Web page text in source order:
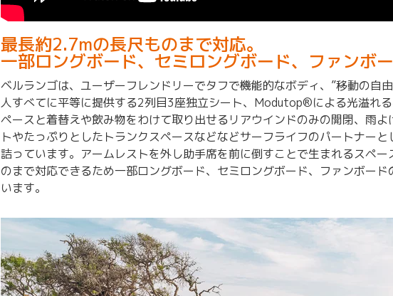
最長約2.7mの長尺ものまで対応。
一部ロングボード、セミロングボード、ファンボ
ベルランゴは、ユーザーフレンドリーでタフで機能的なボディ、”移動の自
人すべてに平等に提供する2列目3座独立シート、Modutop®による光溢れ
ペースと着替えや飲み物をわけて取り出せるリアウインドのみの開閉、雨よ
トやたっぷりとしたトランクスペースなどなどサーフライフのパートナー
詰っています。アームレストを外し助手席を前に倒すことで生まれるスペ
のまで対応できるため一部ロングボード、セミロングボード、ファンボー
います。